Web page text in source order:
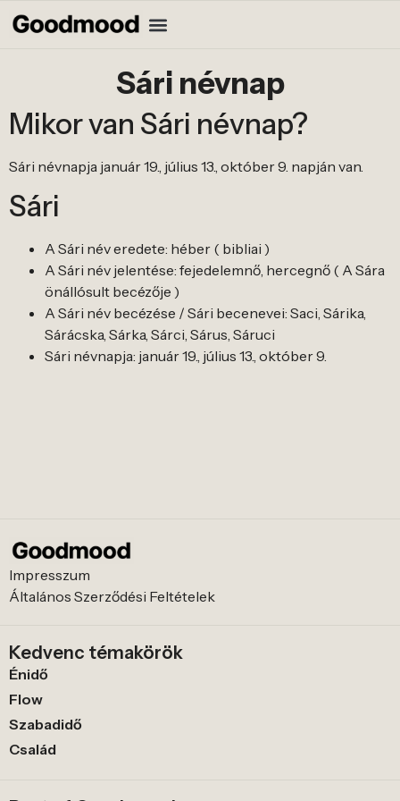
Sári névnap
Mikor van Sári névnap?
Sári névnapja január 19., július 13., október 9. napján van.
Sári
A Sári név eredete: héber ( bibliai )
A Sári név jelentése: fejedelemnő, hercegnő ( A Sára
önállósult becézője )
A Sári név becézése / Sári becenevei: Saci, Sárika,
Sárácska, Sárka, Sárci, Sárus, Sáruci
Sári névnapja: január 19., július 13., október 9.
Impresszum
Általános Szerződési Feltételek
Kedvenc témakörök
Énidő
Flow
Szabadidő
Család